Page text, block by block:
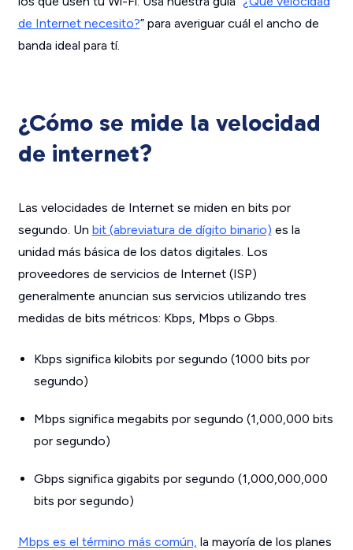
de Internet necesito?” para averiguar cuál el ancho de
banda ideal para tí.
¿Cómo se mide la velocidad
de internet?
Las velocidades de Internet se miden en bits por
segundo. Un bit (abreviatura de dígito binario) es la
unidad más básica de los datos digitales. Los
proveedores de servicios de Internet (ISP)
generalmente anuncian sus servicios utilizando tres
medidas de bits métricos: Kbps, Mbps o Gbps.
Kbps significa kilobits por segundo (1000 bits por
segundo)
Mbps significa megabits por segundo (1,000,000 bits
por segundo)
Gbps significa gigabits por segundo (1,000,000,000
bits por segundo)
Mbps es el término más común, la mayoría de los planes